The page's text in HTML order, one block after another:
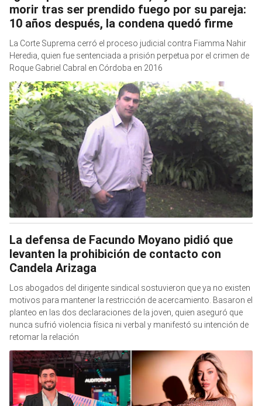
morir tras ser prendido fuego por su pareja:
10 años después, la condena quedó firme
La Corte Suprema cerró el proceso judicial contra Fiamma Nahir
Heredia, quien fue sentenciada a prisión perpetua por el crimen de
Roque Gabriel Cabral en Córdoba en 2016
La defensa de Facundo Moyano pidió que
levanten la prohibición de contacto con
Candela Arizaga
Los abogados del dirigente sindical sostuvieron que ya no existen
motivos para mantener la restricción de acercamiento. Basaron el
planteo en las dos declaraciones de la joven, quien aseguró que
nunca sufrió violencia física ni verbal y manifestó su intención de
retomar la relación